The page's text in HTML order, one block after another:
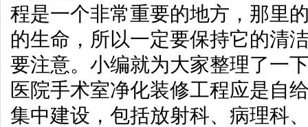
程是一个非常重要的地方，那里
的生命，所以一定要保持它的清
要注意。小编就为大家整理了一
医院手术室净化装修工程应是自
集中建设，包括放射科、病理科